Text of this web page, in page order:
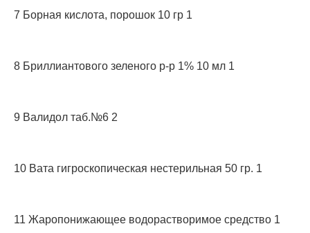
7 Борная кислота, порошок 10 гр 1
8 Бриллиантового зеленого р-р 1% 10 мл 1
9 Валидол таб.№6 2
10 Вата гигроскопическая нестерильная 50 гр. 1
11 Жаропонижающее водорастворимое средство 1